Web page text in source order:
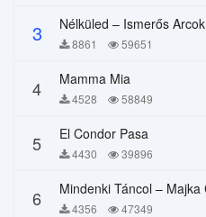
3 Nélküled – Ismerős Arcok
8861 59651
4 Mamma Mia
4528 58849
5 El Condor Pasa
4430 39896
6 4356 47349